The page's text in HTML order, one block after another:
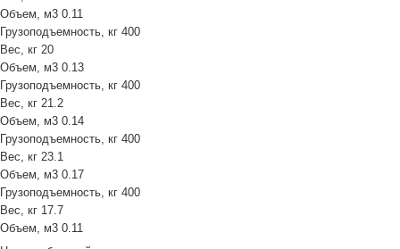
Объем, м3 0.11
Грузоподъемность, кг 400
Вес, кг 20
Объем, м3 0.13
Грузоподъемность, кг 400
Вес, кг 21.2
Объем, м3 0.14
Грузоподъемность, кг 400
Вес, кг 23.1
Объем, м3 0.17
Грузоподъемность, кг 400
Вес, кг 17.7
Объем, м3 0.11